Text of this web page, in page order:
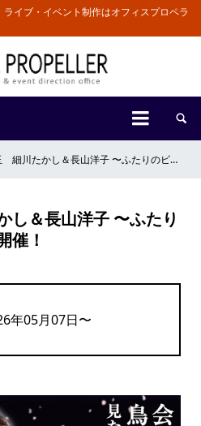
イブ・イベント制作はオフィスプロペラ
 
かし＆長山洋子 〜ふたりのビッグショー 〜 開催！
＆長山洋子 〜ふたり
催！
年05月07日〜